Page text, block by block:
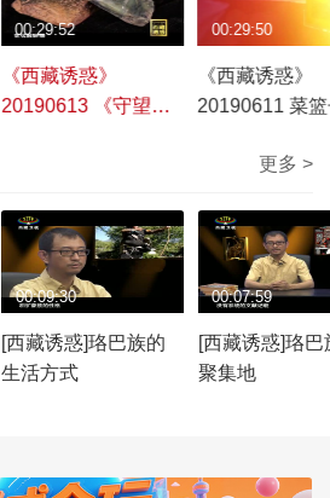
《西藏诱惑》
20190613 《守望卡
00:29:52
《西藏诱惑》
20190611 菜
00:29:50
更多 >
[西藏诱惑]珞巴族的
生活方式
00:09:30
[西藏诱惑]珞巴
聚集地
00:07:59